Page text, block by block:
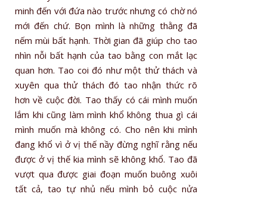
minh đến với đứa nào trước nhưng có chờ nó
mới đến chứ. Bọn mình là những thằng đã
nếm mùi bất hạnh. Thời gian đã giúp cho tao
nhìn nỗi bất hạnh của tao bằng con mắt lạc
quan hơn. Tao coi đó như một thử thách và
xuyên qua thử thách đó tao nhận thức rõ
hơn về cuộc đời. Tao thấy có cái mình muốn
lắm khi cũng làm mình khổ không thua gì cái
mình muốn mà không có. Cho nên khi mình
đang khổ vì ở vị thế nầy đừng nghĩ rằng nếu
được ở vị thế kia mình sẽ không khổ. Tao đã
vượt qua được giai đoạn muốn buông xuôi
tất cả, tao tự nhủ nếu mình bỏ cuộc nửa